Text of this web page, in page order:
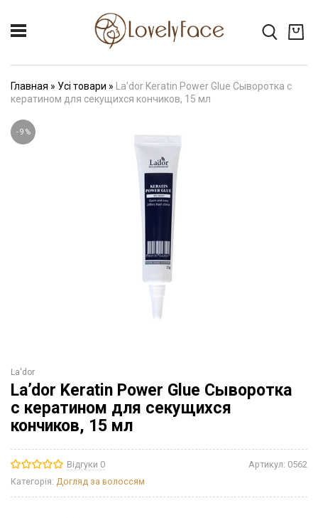
Главная » Усі товари »
La’dor Keratin Power Glue Сыворотка с
кератином для секущихся кончиков, 15 мл
-9 %
La'dor
La’dor Keratin Power Glue Сыворотка
с кератином для секущихся
кончиков, 15 мл
Відгуки 0 Артикул: 0562
Категорія: Догляд за волоссям